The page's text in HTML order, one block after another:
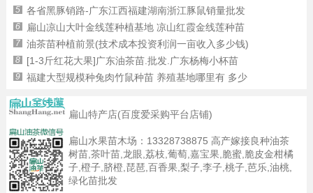
5 各省黑豚销路-广东江西福建湖南浙江豚鼠销量批发
6 扁山凉山大叶金线莲种植基地 凉山红霞金线莲种苗
7 油茶苗种植前景(技术成本投资利润一亩收入多少钱)
8 [1-3斤红花大果]广东油茶苗.批发.广东杨梅小杯苗
9 福建大型规模种兔肉竹鼠种苗 养殖基地哪里有 多少
扁山特产店(百度爱采购平台店铺)
扁山水果苗木场： 13328738875 高产嫁接良种油茶
树苗,茶叶苗,龙眼,荔枝,葡萄,嘉宝果,脆蜜,脆皮金柑橘
子,橙子,脐橙,琵琶,百香果,梨子,李子,桃子,芭乐,油桃,
绿化苗批发